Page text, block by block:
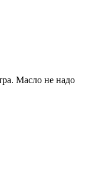
Масло не надо